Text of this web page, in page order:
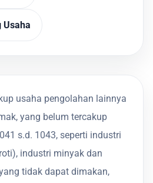
Usaha
usaha pengolahan lainnya
yang belum tercakup
s.d. 1043, seperti industri
industri minyak dan
tidak dapat dimakan,